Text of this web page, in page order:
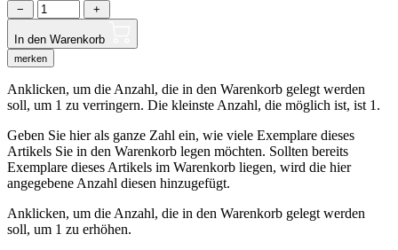
− +
In den Warenkorb
merken
Anklicken, um die Anzahl, die in den Warenkorb gelegt werden
soll, um 1 zu verringern. Die kleinste Anzahl, die möglich ist, ist 1.
Geben Sie hier als ganze Zahl ein, wie viele Exemplare dieses
Artikels Sie in den Warenkorb legen möchten. Sollten bereits
Exemplare dieses Artikels im Warenkorb liegen, wird die hier
angegebene Anzahl diesen hinzugefügt.
Anklicken, um die Anzahl, die in den Warenkorb gelegt werden
soll, um 1 zu erhöhen.